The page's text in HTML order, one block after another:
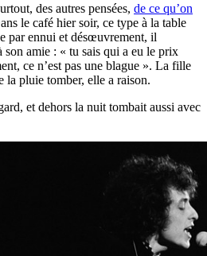
des autres pensées, de ce qu’on
le café hier soir, ce type à la table
par ennui et désœuvrement, il
amie : « tu sais qui a eu le prix
ce n’est pas une blague ». La fille
la pluie tomber, elle a raison.
et dehors la nuit tombait aussi avec